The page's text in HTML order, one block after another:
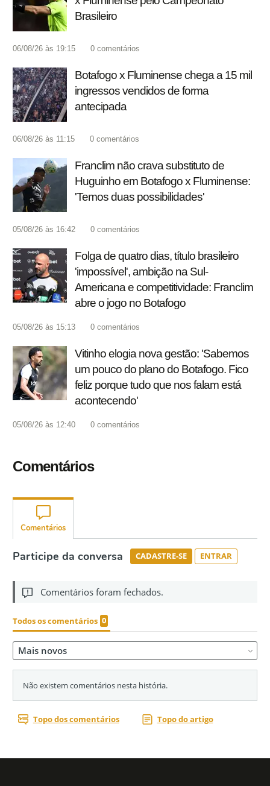
Brasileiro
06/08/26 às 19:15 0 comentários
Botafogo x Fluminense chega a 15 mil
ingressos vendidos de forma
antecipada
06/08/26 às 11:15 0 comentários
Franclim não crava substituto de
Huguinho em Botafogo x Fluminense:
'Temos duas possibilidades'
05/08/26 às 16:42 0 comentários
Folga de quatro dias, título brasileiro
'impossível', ambição na Sul-
Americana e competitividade: Franclim
abre o jogo no Botafogo
05/08/26 às 15:13 0 comentários
Vitinho elogia nova gestão: 'Sabemos
um pouco do plano do Botafogo. Fico
feliz porque tudo que nos falam está
acontecendo'
05/08/26 às 12:40 0 comentários
Comentários